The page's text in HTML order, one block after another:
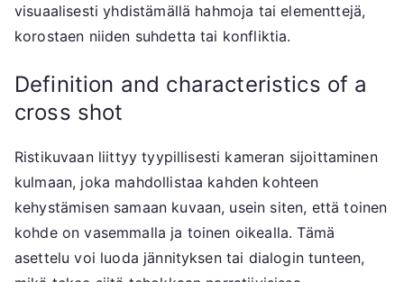
visuaalisesti yhdistämällä hahmoja tai elementtejä,
korostaen niiden suhdetta tai konfliktia.
Definition and characteristics of a
cross shot
Ristikuvaan liittyy tyypillisesti kameran sijoittaminen
kulmaan, joka mahdollistaa kahden kohteen
kehystämisen samaan kuvaan, usein siten, että toinen
kohde on vasemmalla ja toinen oikealla. Tämä
asettelu voi luoda jännityksen tai dialogin tunteen,